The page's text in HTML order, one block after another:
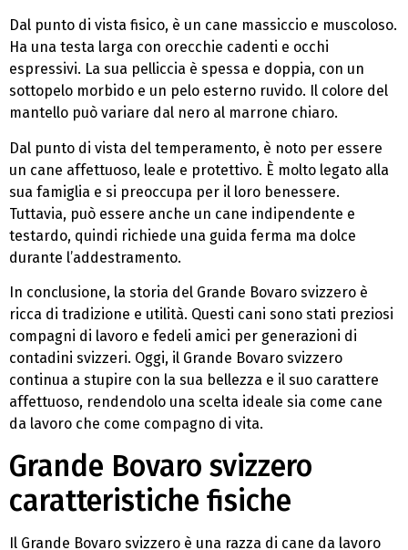
Dal punto di vista fisico, è un cane massiccio e muscoloso.
Ha una testa larga con orecchie cadenti e occhi
espressivi. La sua pelliccia è spessa e doppia, con un
sottopelo morbido e un pelo esterno ruvido. Il colore del
mantello può variare dal nero al marrone chiaro.
Dal punto di vista del temperamento, è noto per essere
un cane affettuoso, leale e protettivo. È molto legato alla
sua famiglia e si preoccupa per il loro benessere.
Tuttavia, può essere anche un cane indipendente e
testardo, quindi richiede una guida ferma ma dolce
durante l’addestramento.
In conclusione, la storia del Grande Bovaro svizzero è
ricca di tradizione e utilità. Questi cani sono stati preziosi
compagni di lavoro e fedeli amici per generazioni di
contadini svizzeri. Oggi, il Grande Bovaro svizzero
continua a stupire con la sua bellezza e il suo carattere
affettuoso, rendendolo una scelta ideale sia come cane
da lavoro che come compagno di vita.
Grande Bovaro svizzero
caratteristiche fisiche
Il Grande Bovaro svizzero è una razza di cane da lavoro